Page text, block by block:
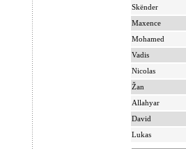
Skënder
Maxence
Mohamed
Vadis
Nicolas
Žan
Allahyar
David
Lukas